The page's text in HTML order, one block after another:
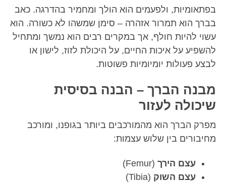
בפתאומיות, ולפעמים הוא הולך ומחמיר בהדרגה. כאב
בברך הוא תמרור אזהרה – סימן שמשהו לא כשורה. הוא
עשוי להיות חולף, אך במקרים רבים הוא נמשך ומתחיל
להשפיע על איכות החיים, על היכולת לזוז, לישון או
לבצע פעולות יומיומיות פשוטות.
מבנה הברך – הבנה בסיסית
שיכולה לעזור
מפרק הברך הוא מהמורכבים ביותר בגופנו, ומורכב
מחיבורים בין שלוש עצמות:
עצם הירך (Femur)
עצם השוק (Tibia)